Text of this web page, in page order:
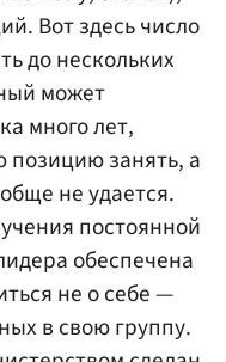
Вот здесь число
до нескольких
может
много лет,
занять, а
не удается.
постоянной
обеспечена
не о себе —
в свою группу.